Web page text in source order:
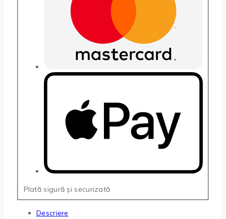
Plată sigură și securizată
Descriere